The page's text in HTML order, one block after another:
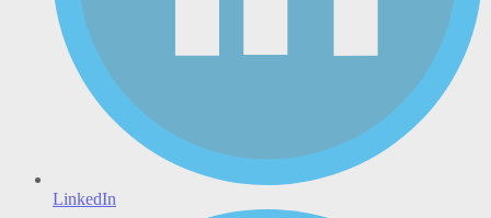
LinkedIn